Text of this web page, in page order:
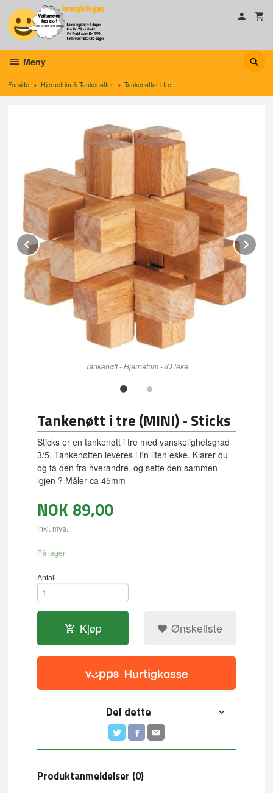
innholdet
Meny
Forside Hjernetrim & Tankenøtter Tankenøtter i tre
Tankenøtt - Hjernetrim - IQ leke
Prev
Tankenøtt i tre (MINI) - Sticks
Sticks er en tankenøtt i tre med vanskelighetsgrad
3/5. Tankenøtten leveres i fin liten eske. Klarer du
og ta den fra hverandre, og sette den sammen
igjen ? Måler ca 45mm
NOK 89,00
inkl. mva.
På lager
Antall
Kjøp Ønskeliste
Del dette
Produktanmeldelser (0)